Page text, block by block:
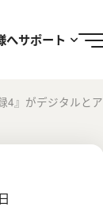
へサポート
4』がデジタルとア